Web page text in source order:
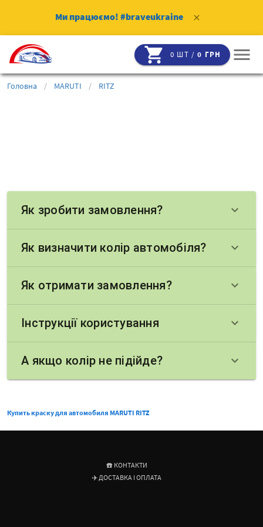
Ми працюємо! #braveukraine clear
shopping_cart 0 ШТ /0 ГРН menu
Головна / MARUTI / RITZ
Як зробити замовлення? keyboard_arrow_down
Як визначити колір автомобіля? keyboard_arrow_down
Як отримати замовлення? keyboard_arrow_down
Інструкції користування keyboard_arrow_down
А якщо колір не підійде? keyboard_arrow_down
Купить краску для автомобиля MARUTI RITZ
☎️ КОНТАКТИ
✈️ ДОСТАВКА І ОПЛАТА